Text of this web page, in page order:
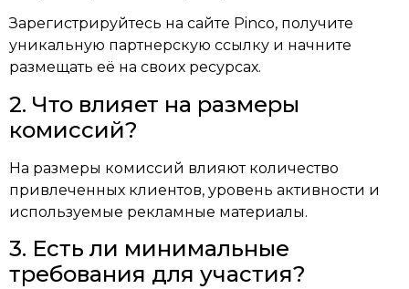
Зарегистрируйтесь на сайте Pinco, получите
уникальную партнерскую ссылку и начните
размещать её на своих ресурсах.
2. Что влияет на размеры
комиссий?
На размеры комиссий влияют количество
привлеченных клиентов, уровень активности и
используемые рекламные материалы.
3. Есть ли минимальные
требования для участия?